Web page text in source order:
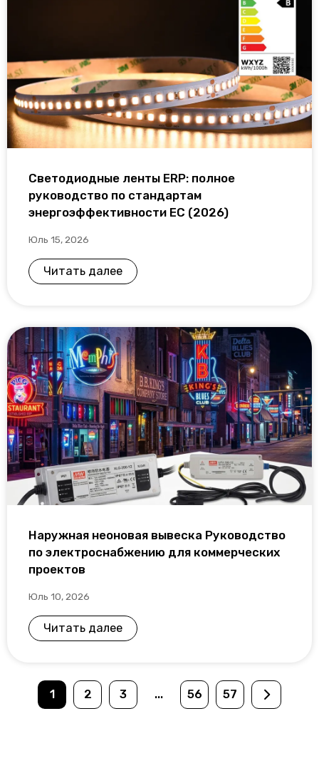
Светодиодные ленты ERP: полное
руководство по стандартам
энергоэффективности ЕС (2026)
Юль 15, 2026
Читать далее
Наружная неоновая вывеска Руководство
по электроснабжению для коммерческих
проектов
Юль 10, 2026
Читать далее
1 2 3 ... 56 57